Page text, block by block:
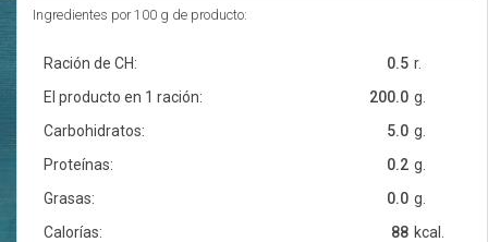
Ingredientes por 100 g de producto:
Ración de CH: r.
0.5
El producto en 1 ración:
g.
200.0
Carbohidratos:
g.
5.0
Proteínas:
g.
0.2
Grasas:
g.
0.0
Calorías:
kcal.
88